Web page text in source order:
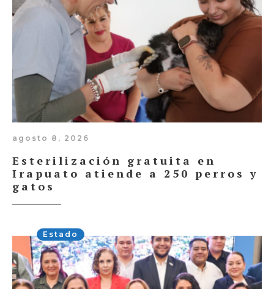
agosto 8, 2026
Esterilización gratuita en
Irapuato atiende a 250 perros y
gatos
Estado